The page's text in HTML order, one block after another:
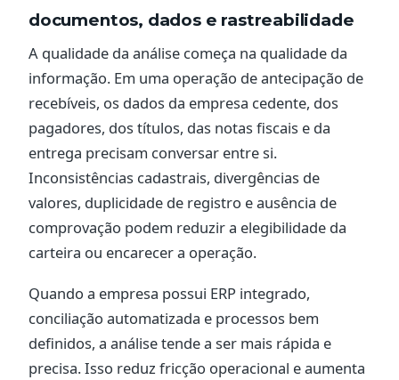
documentos, dados e rastreabilidade
A qualidade da análise começa na qualidade da
informação. Em uma operação de antecipação de
recebíveis, os dados da empresa cedente, dos
pagadores, dos títulos, das notas fiscais e da
entrega precisam conversar entre si.
Inconsistências cadastrais, divergências de
valores, duplicidade de registro e ausência de
comprovação podem reduzir a elegibilidade da
carteira ou encarecer a operação.
Quando a empresa possui ERP integrado,
conciliação automatizada e processos bem
definidos, a análise tende a ser mais rápida e
precisa. Isso reduz fricção operacional e aumenta